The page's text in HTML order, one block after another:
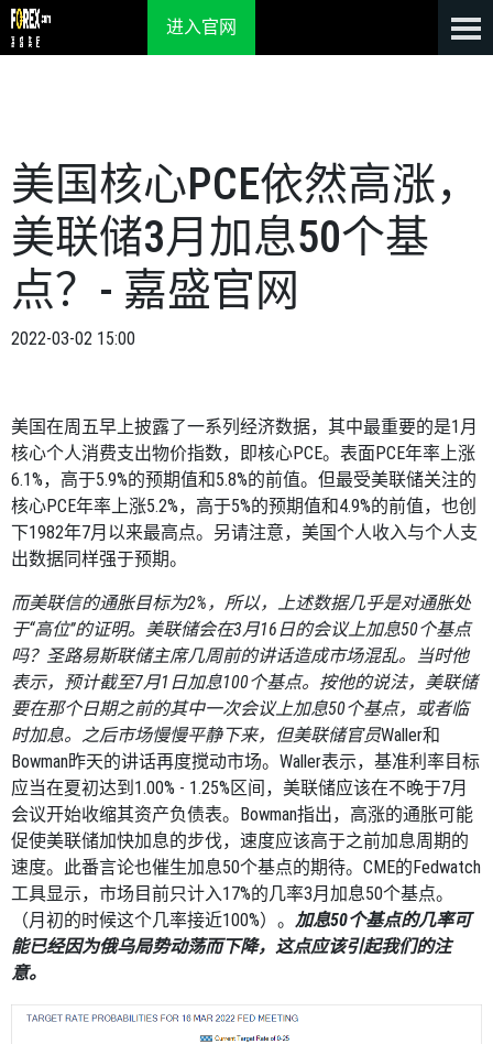
进入官网
美国核心PCE依然高涨，
美联储3月加息50个基
点？- 嘉盛官网
2022-03-02 15:00
美国在周五早上披露了一系列经济数据，其中最重要的是1月
核心个人消费支出物价指数，即核心PCE。表面PCE年率上涨
6.1%，高于5.9%的预期值和5.8%的前值。但最受美联储关注的
核心PCE年率上涨5.2%，高于5%的预期值和4.9%的前值，也创
下1982年7月以来最高点。另请注意，美国个人收入与个人支
出数据同样强于预期。
而美联信的通胀目标为2% ，所以，上述数据几乎是对通胀处
于“高位”的证明。美联储会在3月16 日的会议上加息50个基点
吗？ 圣路易斯联储主席几周前的讲话造成市场混乱。当时他
表示，预计截至7月1 日加息100个基点。按他的说法，美联储
要在那个日期之前的其中一次会议上加息50个基点，或者临
时加息。之后市场慢慢平静下来，但美联储官员Waller和
Bowman昨天的讲话再度搅动市场。 Waller表示，基准利率目标
应当在夏初达到 1.00% - 1.25%区间，美联储应该在不晚于7月
会议开始收缩其资产负债表。 Bowman指出，高涨的通胀可能
促使美联储加快加息的步伐，速度应该高于之前加息周期的
速度。此番言论也催生加息50个基点的期待。 CME的Fedwatch
工具显示，市场目前只计入17%的几率3月加息50个基点。
（月初的时候这个几率接近100%）。 加息50个基点的几率可
能已经因为俄乌局势动荡而下降，这点应该引起我们的注
意。